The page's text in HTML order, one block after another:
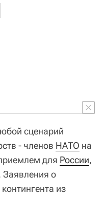
сценарий
- членов НАТО на
для России,
Заявления о
из